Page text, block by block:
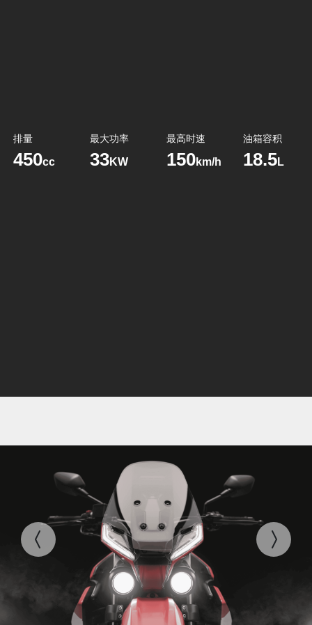
官网首页
车型展示
后市场用品
关于我们
排量
450cc
最大功率
33KW
最高时速
150km/h
油箱容积
18.5L